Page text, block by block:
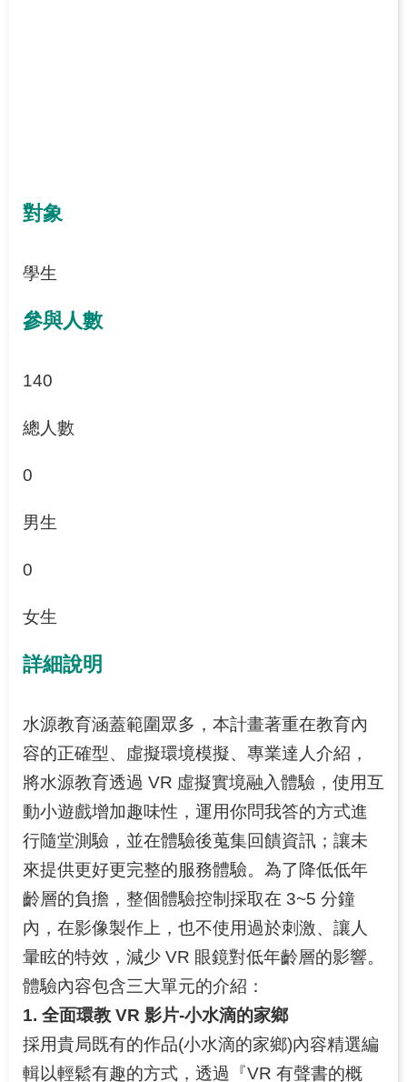
對象
學生
參與人數
140
總人數
0
男生
0
女生
詳細說明
水源教育涵蓋範圍眾多，本計畫著重在教育內
容的正確型、虛擬環境模擬、專業達人介紹，
將水源教育透過 VR 虛擬實境融入體驗，使用互
動小遊戲增加趣味性，運用你問我答的方式進
行隨堂測驗，並在體驗後蒐集回饋資訊；讓未
來提供更好更完整的服務體驗。為了降低低年
齡層的負擔，整個體驗控制採取在 3~5 分鐘
內，在影像製作上，也不使用過於刺激、讓人
暈眩的特效，減少 VR 眼鏡對低年齡層的影響。
體驗內容包含三大單元的介紹：
1. 全面環教 VR 影片-小水滴的家鄉
採用貴局既有的作品(小水滴的家鄉)內容精選編
輯以輕鬆有趣的方式，透過『VR 有聲書的概